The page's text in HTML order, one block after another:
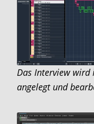
Das Interview wird
angelegt und